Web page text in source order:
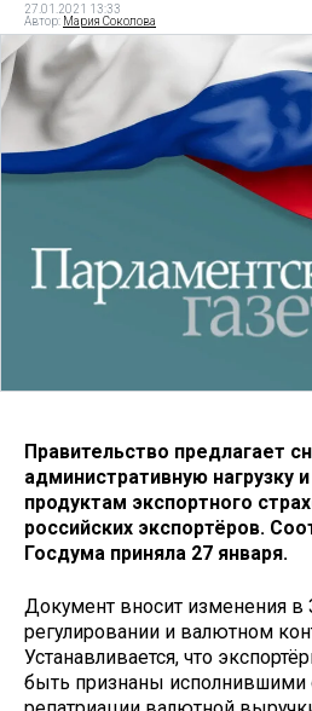
27.01.2021 13:33
Автор: Мария Соколова
Правительство предлагает
административную нагрузку
продуктам экспортного
российских экспортёров.
Госдума приняла 27 января.
Документ вносит изменения
регулировании и валютном
Устанавливается, что
быть признаны исполнившими